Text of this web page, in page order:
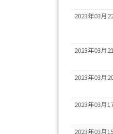
2023年03月
2023年03月
2023年03月
2023年03月
2023年03月